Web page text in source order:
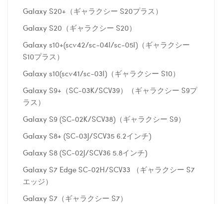
Galaxy S20+（ギャラクシー S20プラス）
Galaxy S20（ギャラクシー S20）
Galaxy s10+(scv42/sc-04l/sc-05l)（ギャラクシー
S10プラス）
Galaxy s10(scv41/sc-03l)（ギャラクシー S10）
Galaxy S9+（SC-03K/SCV39）（ギャラクシー S9プ
ラス）
Galaxy S9 (SC-02K/SCV38)（ギャラクシー S9）
Galaxy S8+ (SC-03J/SCV35 6.2インチ)
Galaxy S8 (SC-02J/SCV36 5.8インチ)
Galaxy S7 Edge SC-02H/SCV33 （ギャラクシー S7
エッジ）
Galaxy S7（ギャラクシー S7）